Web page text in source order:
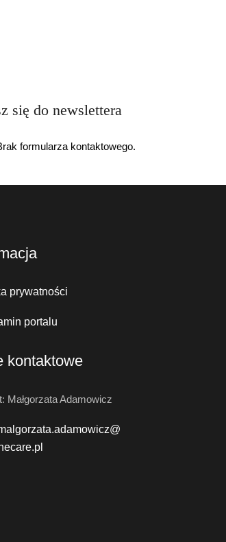
się do newslettera
formularza kontaktowego.
prywatności
portalu
kontaktowe
Małgorzata Adamowicz